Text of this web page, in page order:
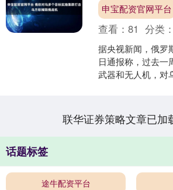
申宝配资官网平台
查看：81 分类
据央视新闻，俄罗
日通报称，过去一
武器和无人机，对
联华证券策略文章已加
话题标签
途牛配资平台